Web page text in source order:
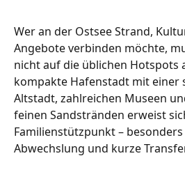
Wer an der Ostsee Strand,
Angebote verbinden möchte,
nicht auf die üblichen Hotspots
kompakte Hafenstadt mit einer
Altstadt, zahlreichen Museen
feinen Sandstränden erweist
Familienstützpunkt –
Abwechslung und kurze